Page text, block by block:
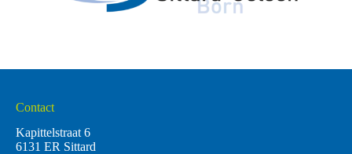
Contact
Kapittelstraat 6
6131 ER Sittard